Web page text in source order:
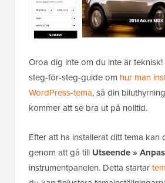
Oroa dig inte om du inte är
steg-för-steg-guide om hur man
WordPress-tema, så din
kommer att se bra ut på nolltid.
Efter att ha installerat ditt tema kan
genom att gå till Utseende »
instrumentpanelen. Detta startar